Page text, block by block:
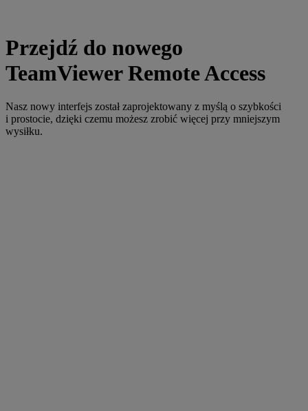
Przejdź do nowego
TeamViewer Remote Access
Nasz nowy interfejs został zaprojektowany z myślą o szybkości
i prostocie, dzięki czemu możesz zrobić więcej przy mniejszym
wysiłku.